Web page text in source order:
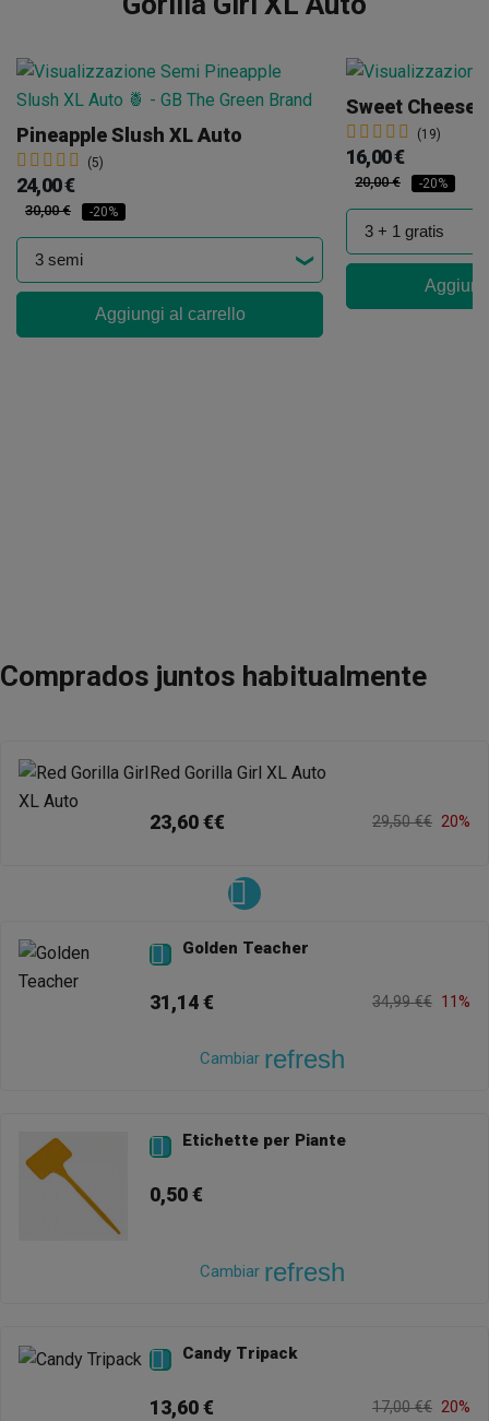
Pineapple Slush XL Auto
(5)
24,00 €
30,00 € -20%
Aggiungi al carrello
Sweet Cheese
(19)
16,00 €
20,00 € -20%
Comprados juntos habitualmente
Red Gorilla Girl XL Auto
23,60 €€ 29,50 €€ 20%
 Golden Teacher
31,14 € 34,99 €€ 11%
Cambiar refresh
 Etichette per Piante
0,50 €
Cambiar refresh
 Candy Tripack
13,60 € 17,00 €€ 20%